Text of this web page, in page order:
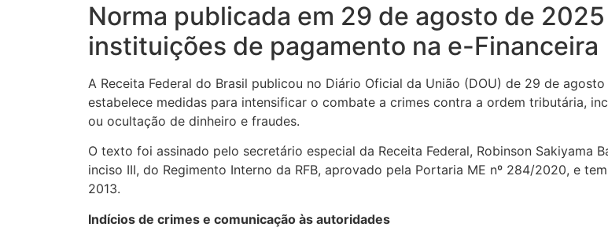
Norma publicada em 29 de agosto de
instituições de pagamento na e-Financeira
A Receita Federal do Brasil publicou no Diário Oficial da União (DOU) de 29 de
estabelece medidas para intensificar o combate a crimes contra a ordem tributária,
ou ocultação de dinheiro e fraudes.
O texto foi assinado pelo secretário especial da Receita Federal, Robinson Sakiyama
inciso III, do Regimento Interno da RFB, aprovado pela Portaria ME nº 284/2020, e
2013.
Indícios de crimes e comunicação às autoridades